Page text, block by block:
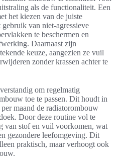
als de functionaliteit. Een
het kiezen van de juiste
van niet-agressieve
te beschermen en
Daarnaast zijn
keuze, aangezien ze vuil
zonder krassen achter te
om regelmatig
toe te passen. Dit houdt in
maand de radiatorombouw
Door deze routine vol te
van stof en vuil voorkomen, wat
gezondere leefomgeving. Dit
praktisch, maar verhoogt ook